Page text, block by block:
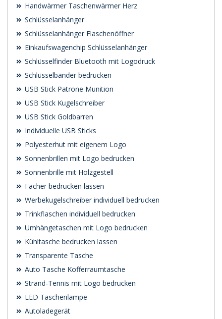
Handwärmer Taschenwärmer Herz
Schlüsselanhänger
Schlüsselanhänger Flaschenöffner
Einkaufswagenchip Schlüsselanhänger
Schlüsselfinder Bluetooth mit Logodruck
Schlüsselbänder bedrucken
USB Stick Patrone Munition
USB Stick Kugelschreiber
USB Stick Goldbarren
Individuelle USB Sticks
Polyesterhut mit eigenem Logo
Sonnenbrillen mit Logo bedrucken
Sonnenbrille mit Holzgestell
Fächer bedrucken lassen
Werbekugelschreiber individuell bedrucken
Trinkflaschen individuell bedrucken
Umhängetaschen mit Logo bedrucken
Kühltasche bedrucken lassen
Transparente Tasche
Auto Tasche Kofferraumtasche
Strand-Tennis mit Logo bedrucken
LED Taschenlampe
Autoladegerät